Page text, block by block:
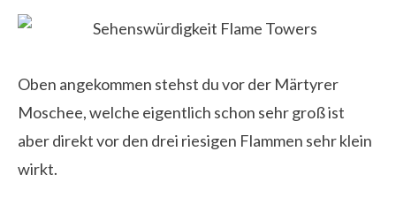
Oben angekommen stehst du vor der Märtyrer
Moschee, welche eigentlich schon sehr groß ist
aber direkt vor den drei riesigen Flammen sehr klein
wirkt.